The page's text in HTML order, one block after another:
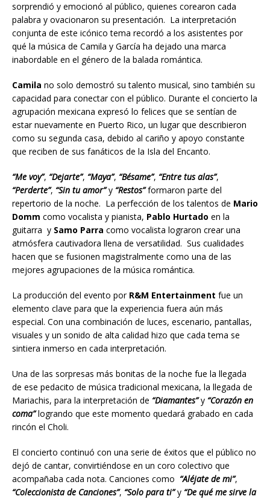
sorprendió y emocionó al público, quienes corearon cada
palabra y ovacionaron su presentación. La interpretación
conjunta de este icónico tema recordó a los asistentes por
qué la música de Camila y García ha dejado una marca
inabordable en el género de la balada romántica.
Camila no solo demostró su talento musical, sino también su
capacidad para conectar con el público. Durante el concierto la
agrupación mexicana expresó lo felices que se sentían de
estar nuevamente en Puerto Rico, un lugar que describieron
como su segunda casa, debido al cariño y apoyo constante
que reciben de sus fanáticos de la Isla del Encanto.
“Me voy”, “Dejarte”, “Maya”, “Bésame”, “Entre tus alas”,
“Perderte”, “Sin tu amor”y “Restos”formaron parte del
repertorio de la noche. La perfección de los talentos de Mario
Domm como vocalista y pianista, Pablo Hurtado en la
guitarra y Samo Parra como vocalista lograron crear una
atmósfera cautivadora llena de versatilidad. Sus cualidades
hacen que se fusionen magistralmente como una de las
mejores agrupaciones de la música romántica.
La producción del evento por R&M Entertainment fue un
elemento clave para que la experiencia fuera aún más
especial. Con una combinación de luces, escenario, pantallas,
visuales y un sonido de alta calidad hizo que cada tema se
sintiera inmerso en cada interpretación.
Una de las sorpresas más bonitas de la noche fue la llegada
de ese pedacito de música tradicional mexicana, la llegada de
Mariachis, para la interpretación de “Diamantes”y “Corazón en
coma”logrando que este momento quedará grabado en cada
rincón el Choli.
El concierto continuó con una serie de éxitos que el público no
dejó de cantar, convirtiéndose en un coro colectivo que
acompañaba cada nota. Canciones como “Aléjate de mi”,
“Coleccionista de Canciones”, “Solo para ti”y “De qué me sirve la